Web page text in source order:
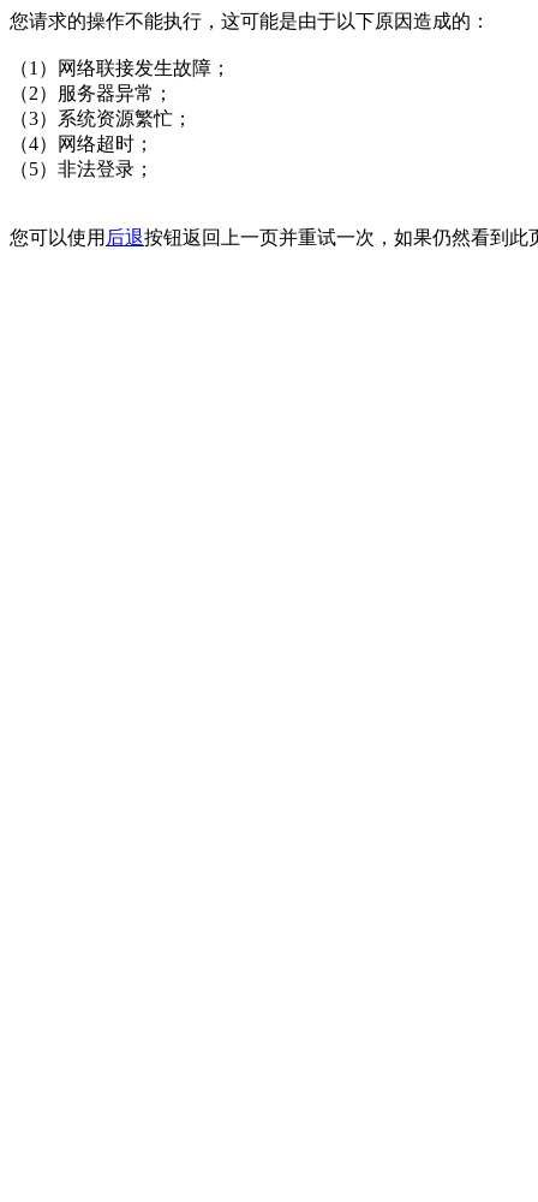
您请求的操作不能执行，这可能是由于以下原因造成的：
（1）网络联接发生故障；
（2）服务器异常；
（3）系统资源繁忙；
（4）网络超时；
（5）非法登录；
您可以使用 后退按钮返回上一页并重试一次，如果仍然看到此